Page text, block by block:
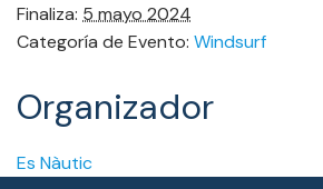
Finaliza: 5 mayo 2024
Categoría de Evento: Windsurf
Organizador
Es Nàutic